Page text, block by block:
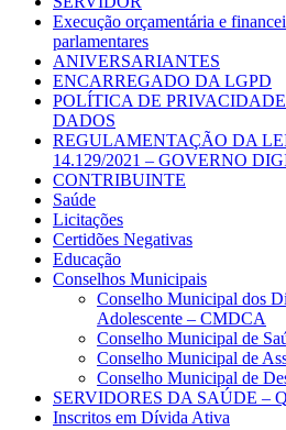
Execução orçamentária e
parlamentares
ANIVERSARIANTES
ENCARREGADO DA LGPD
POLÍTICA DE
DADOS
REGULAMENTAÇÃO DA
14.129/2021 – GOVERNO
CONTRIBUINTE
Saúde
Licitações
Certidões Negativas
Educação
Conselhos Municipais
Conselho Municipal dos
Adolescente – CMDCA
Conselho Municipal de
Conselho Municipal de
Conselho Municipal de
SERVIDORES DA SAÚDE –
Inscritos em Dívida Ativa